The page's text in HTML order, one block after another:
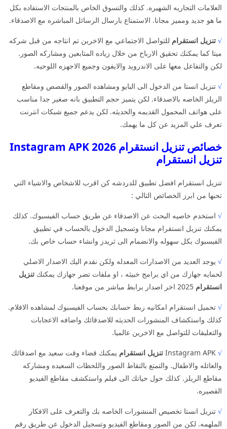
العلامات التجاريه الشهيره. كذلك والتسوق الخاص بالمنتجات الاستفاده بكل
ما هو جديد ومميز مجانا. الاستمتاع بارسال الرسائل المباشره مع الاصدقاء.
√ تنزيل انستقرام للتواصل الاجتماعي مع الاخرين تم انتاجه من قبل شركه
ميتا كما يمكنك تحقيق الارباح من خلال زياده المتابعين ومشاركه الصور.
لكن والتفاعل معها على الاندرويد والايفون وجميع الاجهزه اللوحيه.
√ تنزيل انستا من الدخول الى البايو ومشاهده الصور والقصص ومقاطع
الريلز الخاصه بالاصدقاء. لكن يتميز حجم التطبيق بانه صغير جدا مناسب
على هواتف المحمول القديمه والحديثه. لكن يدعم جميع شبكات انترنت
تعرف علي المزيد عن كل ما يهمك.
خصائص تنزيل انستقرام 2026 Instagram APK
تنزيل انستقرام
تنزيل انستقرام افضل تطبيق للدردشه كن اقرب للاشخاص والاشياء التي
تحبها من ابرز الخصائص التالي :
√ استخدم خاصيه البحث عن الاصدقاء عن طريق حساب الفيسبوك. كذلك
يمكنك تنزيل انستقرام مجانا وتسجيل الدخول بالحساب في تطبيق
الفيسبوك بكل سهوله والانضمام الى ثريدز وانشاء حساب خاص بك.
√ يوجد العديد من الاصدارات المعدله ولكن نقدم اليك الاصدار الاصلي
لحمايه جهازك من اي برامج خبيثه ، او ملفات تضر جهازك يمكنك تنزيل
انستقرام
√ تحميل انستقرام امكانيه ربط حسابك بحساب الفيسبوك لمشاهده الافلام.
كذلك واستكشاف المنشورات الحديثه للاصدقائك واضافه الاعجابات
والتعليقات للتواصل مع الاخرين عالميا.
√ تنزيل انستقرام يمكنك قضاء وقت سعيد مع اصدقائك
والعائله والاطفال. والتمتع بالتقاط الصور واللحظات السعيده ومشاركه
مقاطع الريلز. كذلك حول حياتك الى فيلم واستكشف مقاطع الفيديو
القصيره.
√ تنزيل انستا تخصيص المنشورات الخاصه بك والتعرف على الافكار
الملهمه. لكن من الصور ومقاطع الفيديو وتسجيل الدخول عن طريق رقم